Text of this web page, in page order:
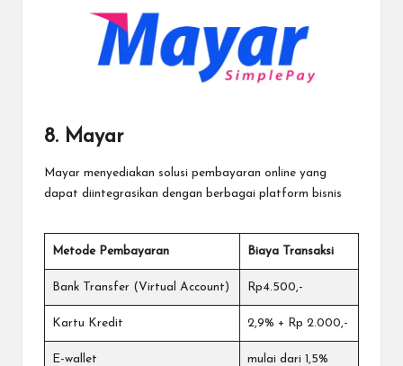
8. Mayar
Mayar menyediakan solusi pembayaran online yang
dapat diintegrasikan dengan berbagai platform bisnis
Metode Pembayaran Biaya Transaksi
Bank Transfer (Virtual Account) Rp4.500,-
Kartu Kredit 2,9% + Rp 2.000,-
E-wallet mulai dari 1,5%